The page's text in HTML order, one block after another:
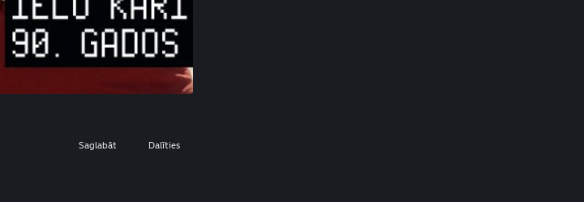
Saglabāt Dalīties